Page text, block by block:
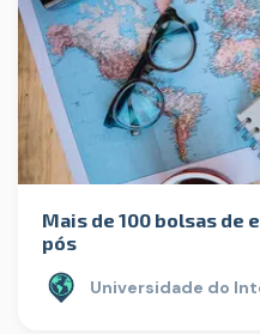
Mais de 100 bolsas de
pós
Universidade do